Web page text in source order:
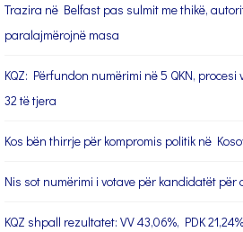
Trazira në Belfast pas sulmit me thikë,
paralajmërojnë masa
KQZ: Përfundon numërimi në 5 QKN, procesi
32 të tjera
Kos bën thirrje për kompromis politik në
Nis sot numërimi i votave për kandidatët për
KQZ shpall rezultatet: VV 43,06%, PDK